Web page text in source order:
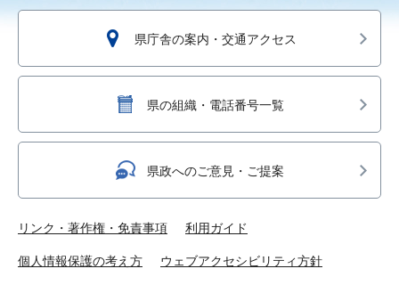
県庁舎の案内・交通アクセス
県の組織・電話番号一覧
県政へのご意見・ご提案
リンク・著作権・免責事項 利用ガイド
個人情報保護の考え方 ウェブアクセシビリティ方針